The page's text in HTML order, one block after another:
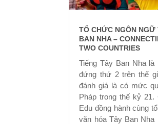
TỔ CHỨC NGÔN NGỮ
BAN NHA –
TWO COUNTRIES
Tiếng Tây Ban Nha là
đứng thứ 2 trên thế
đánh giá là có mức
Pháp trong thế kỷ
Edu đồng hành cùng
văn hóa Tây Ban Nha